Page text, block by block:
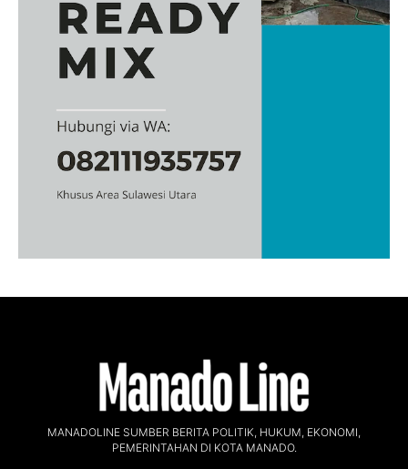
MANADOLINE SUMBER BERITA POLITIK, HUKUM, EKONOMI,
PEMERINTAHAN DI KOTA MANADO.